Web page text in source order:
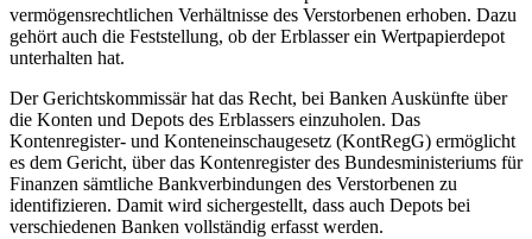
vermögensrechtlichen Verhältnisse des Verstorbenen erhoben. Dazu
gehört auch die Feststellung, ob der Erblasser ein Wertpapierdepot
unterhalten hat.
Der Gerichtskommissär hat das Recht, bei Banken Auskünfte über
die Konten und Depots des Erblassers einzuholen. Das
Kontenregister- und Konteneinschaugesetz (KontRegG) ermöglicht
es dem Gericht, über das Kontenregister des Bundesministeriums für
Finanzen sämtliche Bankverbindungen des Verstorbenen zu
identifizieren. Damit wird sichergestellt, dass auch Depots bei
verschiedenen Banken vollständig erfasst werden.